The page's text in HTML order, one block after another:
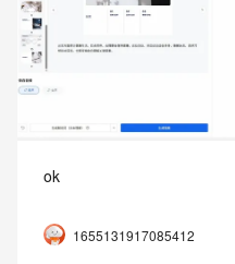
ok
1655131917085412